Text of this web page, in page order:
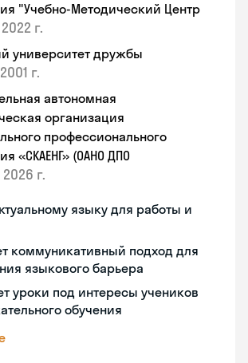
"Учебно-Методический Центр
2022 г.
университет дружбы
2001 г.
автономная
организация
профессионального
«СКАЕНГ» (ОАНО ДПО
2026 г.
языку для работы и
коммуникативный подход для
языкового барьера
уроки под интересы учеников
обучения